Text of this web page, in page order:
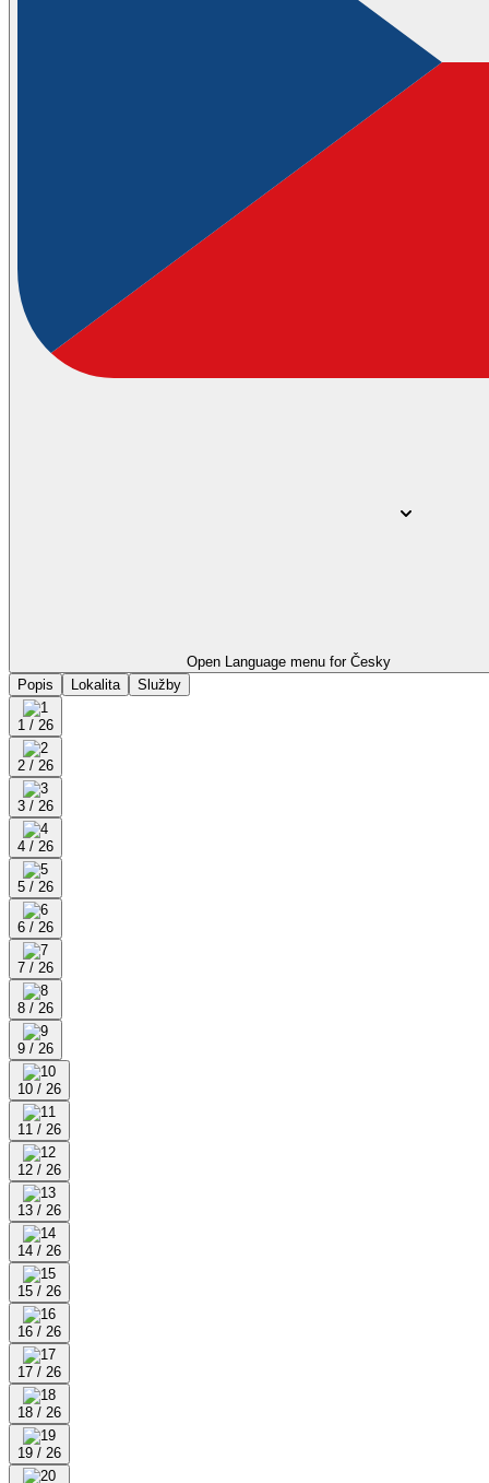
Open Language menu for Česky
Popis
Lokalita Služby
1 / 26
2 / 26
3 / 26
4 / 26
5 / 26
6 / 26
7 / 26
8 / 26
9 / 26
10 / 26
11 / 26
12 / 26
13 / 26
14 / 26
15 / 26
16 / 26
17 / 26
18 / 26
19 / 26